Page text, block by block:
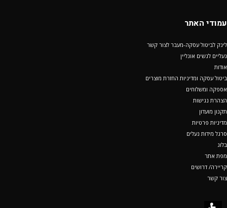
עמודי האתר
לינק לביטול עסקה-מעבר לצור קשר
נעליים לנשים אונליין
אודות
ביטול עסקה ומדיניות החזרת מוצרים
אספקה ומשלוחים
הצהרת נגישות
תקנון מועדון
מדיניות פרטיות
סרגל מידות נעלים
בלוג
מפת אתר
קריירה/ דרושים
צור קשר